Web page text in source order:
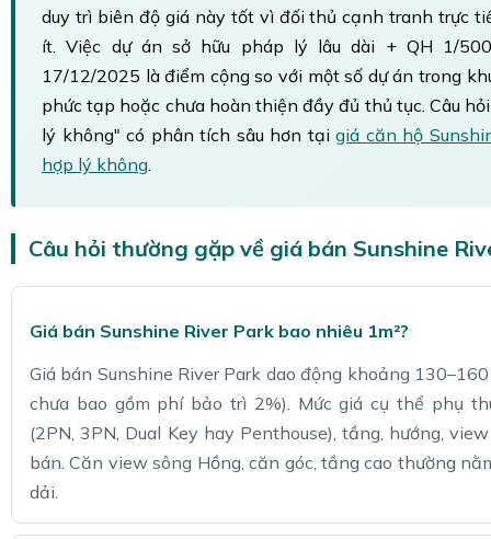
duy trì biên độ giá này tốt vì đối thủ cạnh tranh trực
ít. Việc dự án sở hữu pháp lý lâu dài + QH 1/
17/12/2025 là điểm cộng so với một số dự án trong
phức tạp hoặc chưa hoàn thiện đầy đủ thủ tục. Câu
lý không" có phân tích sâu hơn tại giá căn hộ
hợp lý không.
Câu hỏi thường gặp về giá bán Sunshine
Giá bán Sunshine River Park bao nhiêu 1m²?
Giá bán Sunshine River Park dao động khoảng 130–160
chưa bao gồm phí bảo trì 2%). Mức giá cụ thể phụ
(2PN, 3PN, Dual Key hay Penthouse), tầng, hướng,
bán. Căn view sông Hồng, căn góc, tầng cao thường
dải.